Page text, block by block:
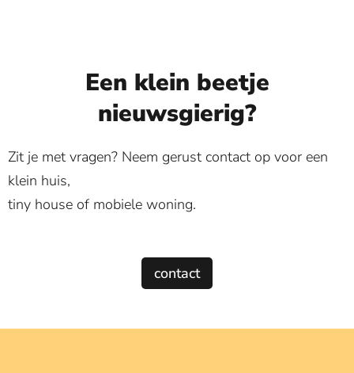
Een klein beetje
nieuwsgierig?
Zit je met vragen? Neem gerust contact op voor een
klein huis,
tiny house of mobiele woning.
contact